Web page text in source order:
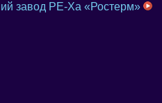
завод PE-Xa «Ростерм»